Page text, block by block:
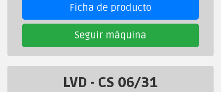
Ficha de producto
Seguir máquina
LVD - CS 06/31